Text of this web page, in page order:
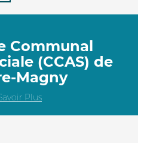
Communal
(CCAS) de
Magny
Plus